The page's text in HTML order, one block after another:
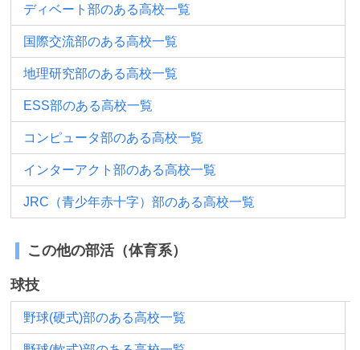
ディベート部のある高校一覧
国際交流部のある高校一覧
地理研究部のある高校一覧
ESS部のある高校一覧
コンピュータ部のある高校一覧
インターアクト部のある高校一覧
JRC（青少年赤十字）部のある高校一覧
この他の部活（体育系）
球技
野球(硬式)部のある高校一覧